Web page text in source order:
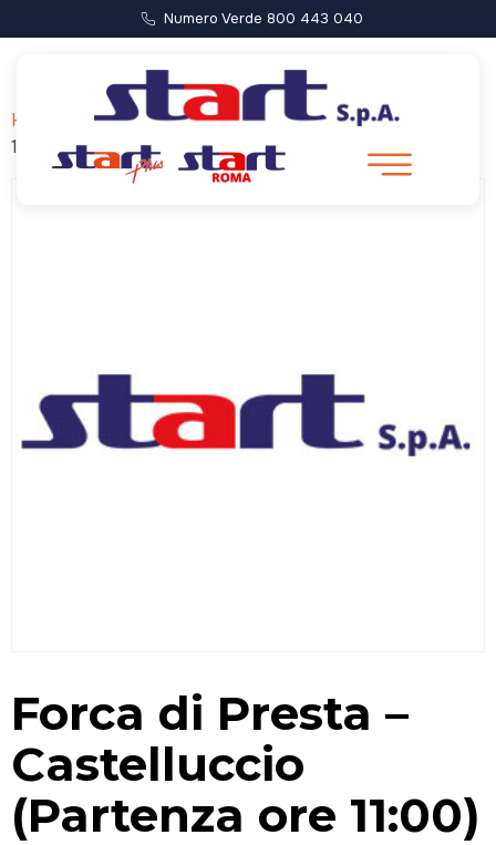
Numero Verde 800 443 040
Home
/ Forca di Presta – Castelluccio (Partenza ore
11:00)
Forca di Presta –
Castelluccio
(Partenza ore 11:00)